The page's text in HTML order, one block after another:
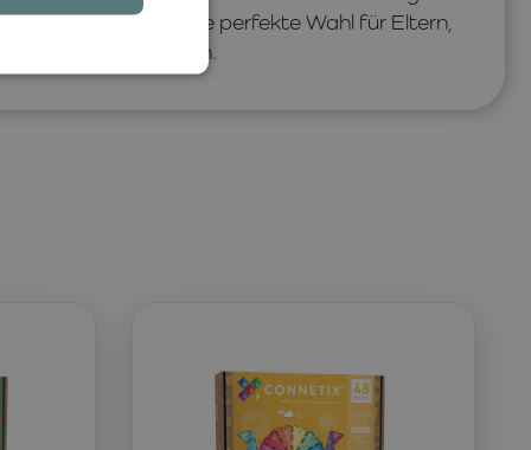
istLIEWOOD
die perfekte Wahl für Eltern,
suchen.